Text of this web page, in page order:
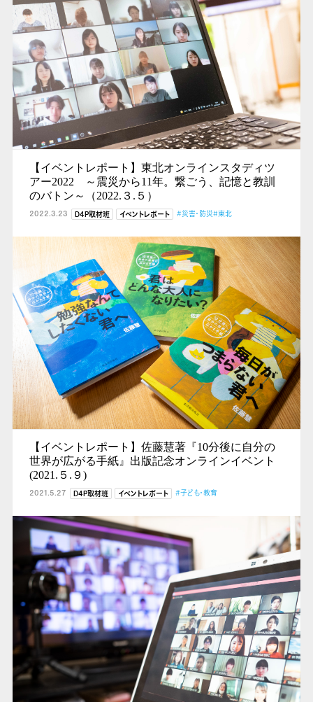
【イベントレポート】東北オンラインスタディツ
アー2022 ～震災から11年。繋ごう、記憶と教訓
のバトン～（2022.３.５）
2022.3.23 D4P取材班 イベントレポート #災害・防災#東北
【イベントレポート】佐藤慧著『10分後に自分の
世界が広がる手紙』出版記念オンラインイベント
(2021.５.９)
2021.5.27 D4P取材班 イベントレポート #子ども・教育